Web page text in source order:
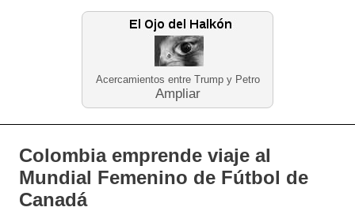
Acercamientos entre Trump y Petro
Ampliar
Educación Neira
Colombia emprende viaje al
Mundial Femenino de Fútbol de
Canadá